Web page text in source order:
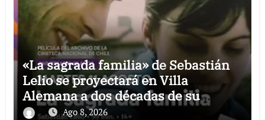
«La sagrada familia» de Sebastián
Lelio se proyectará en Villa
Alemana a dos décadas de su
estrenoAgo 8, 2026